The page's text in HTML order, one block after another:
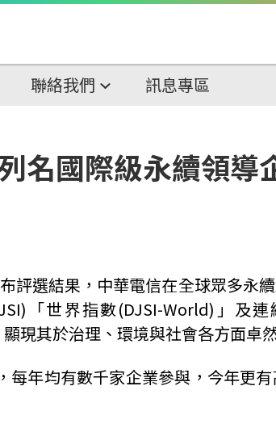
聯絡我們 訊息專區
名國際級永續領導
評選結果，中華電信在全球眾多永
「世界指數(DJSI-World) 」及
現其於治理、環境與社會各方面卓
年均有數千家企業參與，今年更